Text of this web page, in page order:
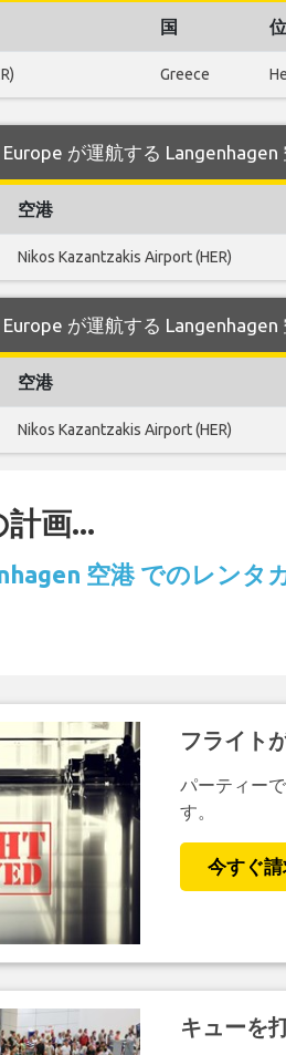
国
Greece
が運航する
空港
Nikos Kazantzakis Airport (HER)
が運航する
空港
Nikos Kazantzakis Airport (HER)
画...
空港 でのレンタ
フライト
パーティー
す。
今すぐ請
キューを